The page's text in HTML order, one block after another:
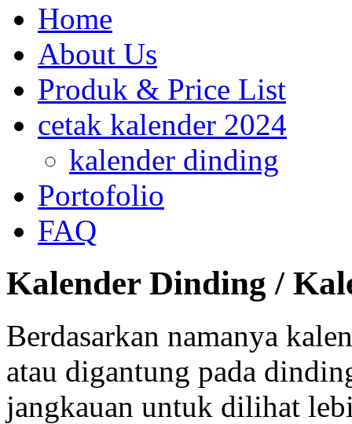
Home
About Us
Produk & Price List
cetak kalender 2024
kalender dinding
Portofolio
FAQ
Kalender Dinding /
Berdasarkan namanya
atau digantung pada
jangkauan untuk dilihat